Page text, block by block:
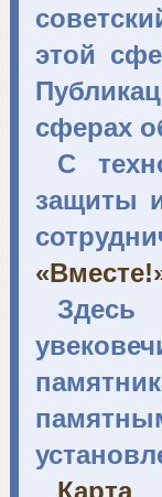
этой
сферах
С
защиты
Здесь
Карта